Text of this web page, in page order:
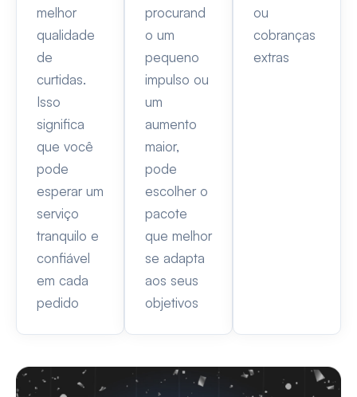
melhor
qualidade
de
curtidas.
Isso
significa
que você
pode
esperar um
serviço
tranquilo e
confiável
em cada
pedido
procurand
o um
pequeno
impulso ou
um
aumento
maior,
pode
escolher o
pacote
que melhor
se adapta
aos seus
objetivos
ou
cobranças
extras